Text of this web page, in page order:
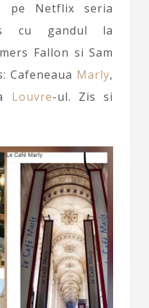
pe Netflix seria
cu gandul la
Fallon si Sam
Cafeneaua Marly,
Louvre-ul. Zis si